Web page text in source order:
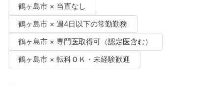
鶴ヶ島市 × 当直なし
鶴ヶ島市 × 週4日以下の常勤勤務
鶴ヶ島市 × 専門医取得可（認定医含む）
鶴ヶ島市 × 転科ＯＫ・未経験歓迎